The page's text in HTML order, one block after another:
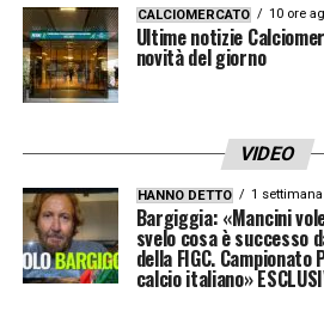
CALCIOMERCATO 10 ore
Ultime notizie
novità del giorno
VIDEO
HANNO DETTO 1
Bargiggia: «Mancini
svelo cosa è successo
della FIGC.
calcio italiano»